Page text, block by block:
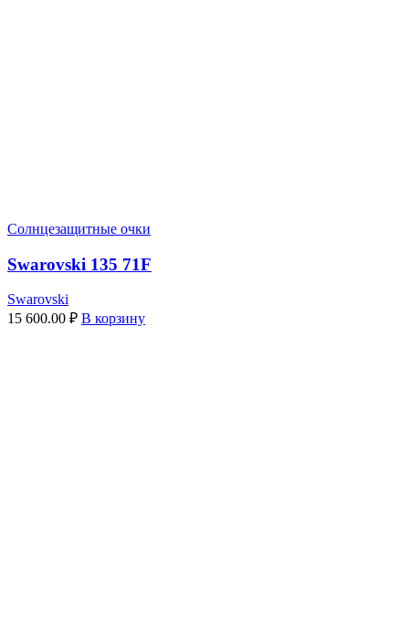
Солнцезащитные очки
Swarovski 135 71F
Swarovski
15 600.00 ₽ В корзину